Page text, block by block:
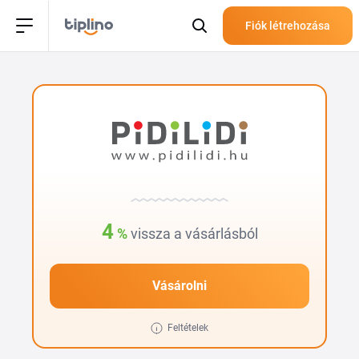
Fiók létrehozása
4 % vissza a vásárlásból
Vásárolni
Feltételek